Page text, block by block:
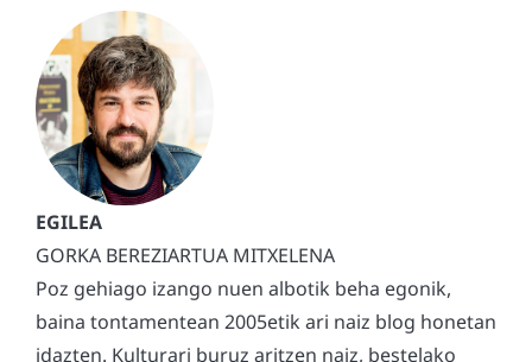
GORKA BEREZIARTUA MITXELENA
Poz gehiago izango nuen albotik beha egonik,
baina tontamentean 2005etik ari naiz blog honetan
idazten. Kulturari buruz aritzen naiz, bestelako